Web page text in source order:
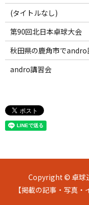
(タイトルなし)
第90回北日本卓球大会
秋田県の鹿角市でandro
andro講習会
Copyright © 卓球
【掲載の記事・写真